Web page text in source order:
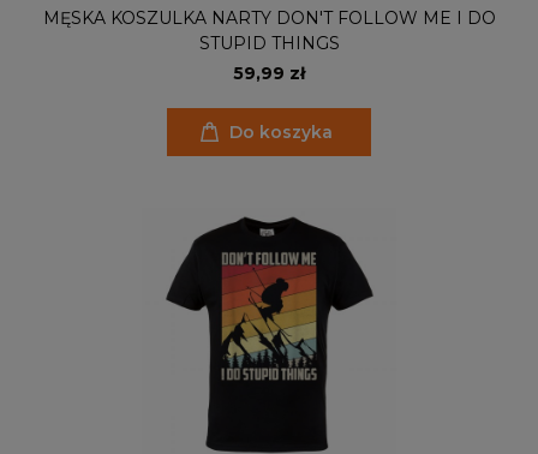
MĘSKA KOSZULKA NARTY DON'T FOLLOW ME I DO
STUPID THINGS
59,99 zł
Do koszyka